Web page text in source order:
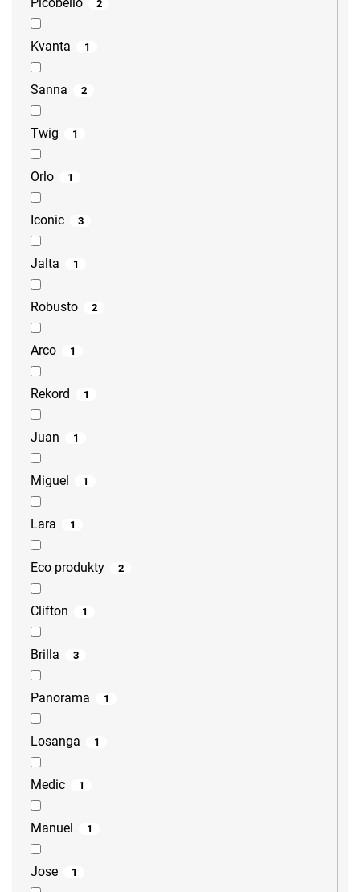
2
Kvanta 1
Sanna 2
Twig 1
Orlo 1
Iconic 3
Jalta 1
Robusto 2
Arco 1
Rekord 1
Juan 1
Miguel 1
Lara 1
Eco produkty 2
Clifton 1
Brilla 3
Panorama 1
Losanga 1
Medic 1
Manuel 1
Jose 1